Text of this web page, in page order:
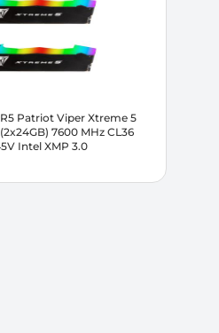
Patriot Viper Xtreme 5
7600 MHz CL36
Intel XMP 3.0